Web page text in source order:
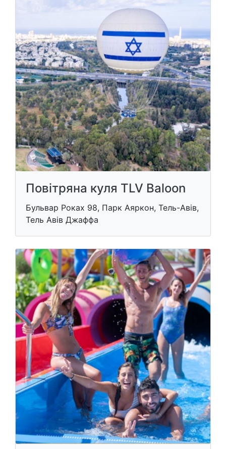
Повітряна куля TLV Baloon
Бульвар Роках 98, Парк Аяркон, Тель-Авів,
Тель Авів Джаффа